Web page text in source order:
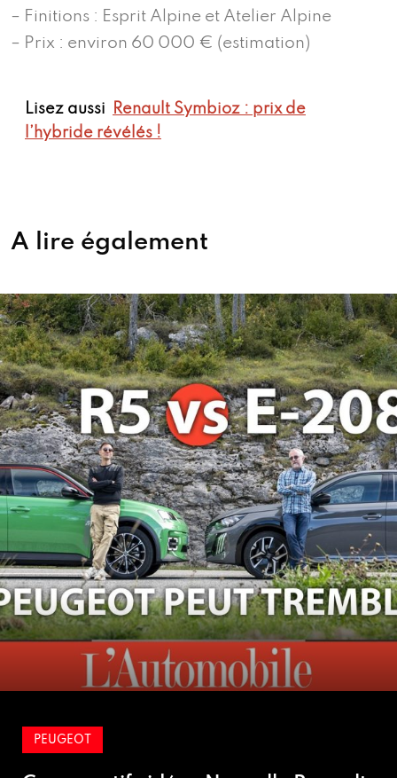
– Finitions : Esprit Alpine et Atelier Alpine
– Prix : environ 60 000 € (estimation)
Lisez aussi
Renault Symbioz : prix de
l’hybride révélés !
A lire également
RENAULT